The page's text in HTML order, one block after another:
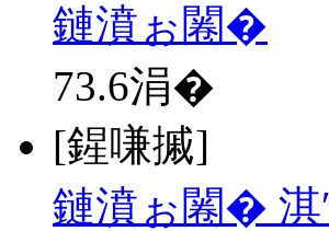
鏈濆ぉ闂�
73.6涓�
[鍟嗛摵]
鏈濆ぉ闂�